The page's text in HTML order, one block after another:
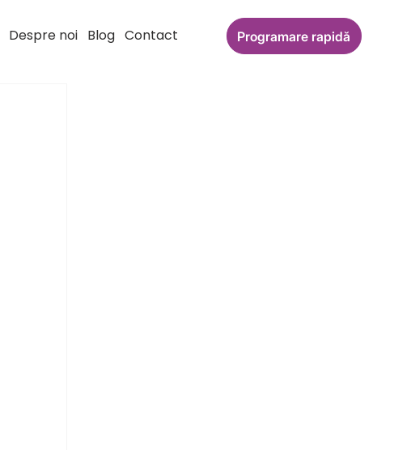
Despre noi Blog Contact Programare rapidă